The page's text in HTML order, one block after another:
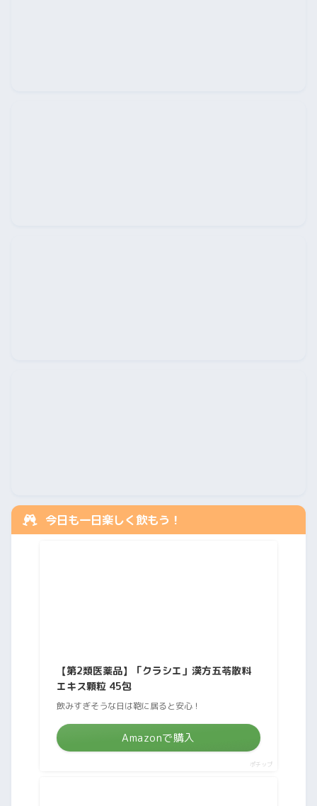
今日も一日楽しく飲もう！
【第2類医薬品】「クラシエ」漢方五苓散料
エキス顆粒 45包
飲みすぎそうな日は鞄に居ると安心！
Amazonで購入
ポチップ